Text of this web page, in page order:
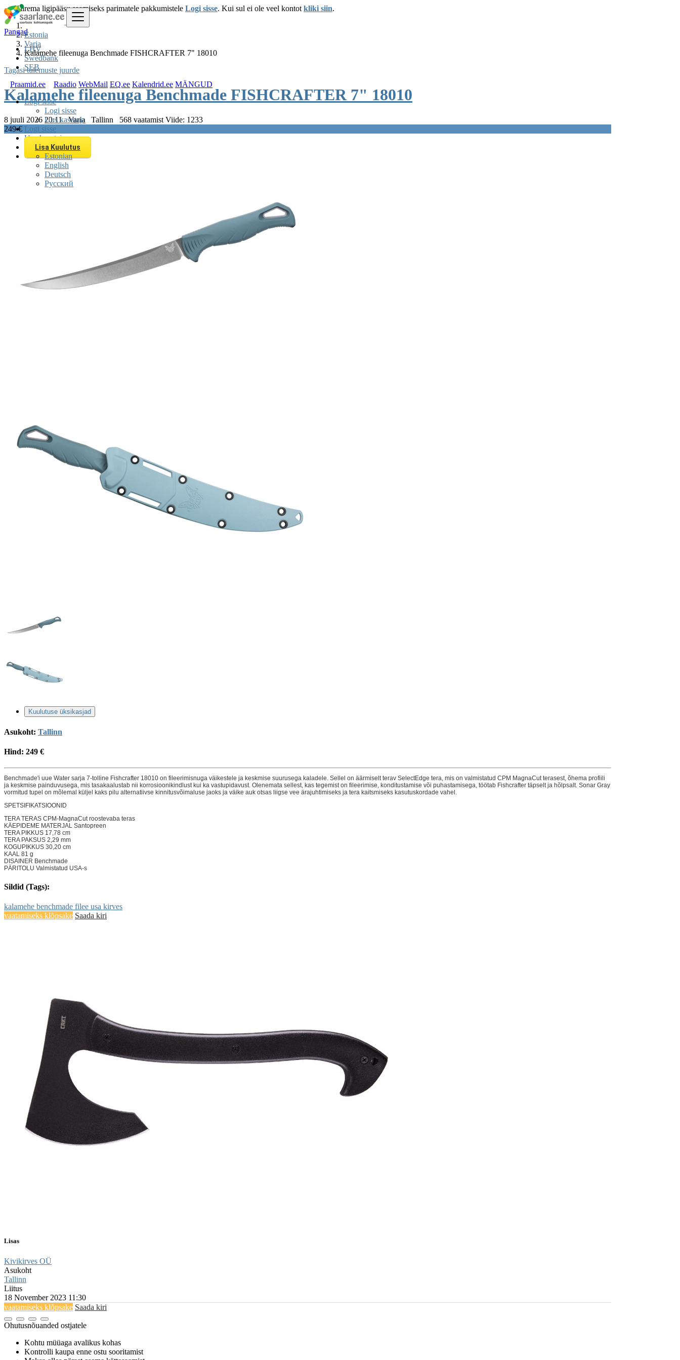
Pangad
LHV
Swedbank
SEB
Praamid.ee
Raadio WebMail EQ.ee Kalendrid.ee MÄNGUD
Logi sisse
Logi sisse
Uus kasutaja
Logi sisse
Uus kasutaja
Lisa Kuulutus
Estonian
English
Deutsch
Русский
Kiirema ligipääsu saamiseks parimatele pakkumistele Logi sisse. Kui sul ei ole veel kontot kliki siin.
Estonia
Varia
Kalamehe fileenuga Benchmade FISHCRAFTER 7" 18010
Tagasi tulemuste juurde
Kalamehe fileenuga Benchmade FISHCRAFTER 7" 18010
8 juuli 2026 20:11 Varia Tallinn 568 vaatamist Viide: 1233
249 €
Kuulutuse üksikasjad
Asukoht: Tallinn
Hind: 249 €
Benchmade'i uue Water sarja 7-tolline Fishcrafter 18010 on fileerimisnuga väikestele ja keskmise suurusega kaladele. Sellel on äärmiselt terav SelectEdge tera, mis on valmistatud CPM MagnaCut terasest, õhema profiili
ja keskmise painduvusega, mis tasakaalustab nii korrosioonikindlust kui ka vastupidavust. Olenemata sellest, kas tegemist on fileerimise, konditustamise või puhastamisega, töötab Fishcrafter täpselt ja hõlpsalt. Sonar Gray
vormitud tupel on mõlemal küljel kaks pilu alternatiivse kinnitusvõimaluse jaoks ja väike auk otsas liigse vee ärajuhtimiseks ja tera kaitsmiseks kasutuskordade vahel.
SPETSIFIKATSIOONID
TERA TERAS CPM-MagnaCut roostevaba teras
KÄEPIDEME MATERJAL Santopreen
TERA PIKKUS 17,78 cm
TERA PAKSUS 2,29 mm
KOGUPIKKUS 30,20 cm
KAAL 81 g
DISAINER Benchmade
PÄRITOLU Valmistatud USA-s
Sildid (Tags):
kalamehe benchmade filee usa kirves
vaatamiseks klõpsake Saada kiri
Lisas
Kivikirves OÜ
Asukoht
Tallinn
Liitus
18 November 2023 11:30
vaatamiseks klõpsake Saada kiri
Ohutusnõuanded ostjatele
Kohtu müüaga avalikus kohas
Kontrolli kaupa enne ostu sooritamist